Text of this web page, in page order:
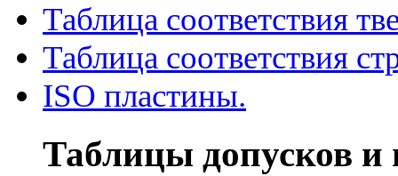
Таблица соответствия
Таблица соответствия
ISO пластины.
Таблицы допусков и